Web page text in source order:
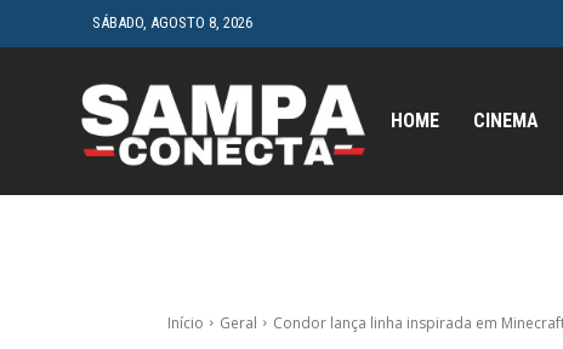
SÁBADO, AGOSTO 8, 2026
HOME CINEMA
Início Geral Condor lança linha inspirada em